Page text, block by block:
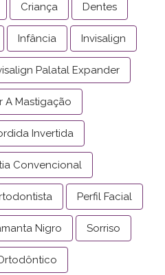
Criança Dentes
Infância Invisalign
Palatal Expander
A Mastigação
Invertida
Convencional
Perfil Facial
Nigro Sorriso